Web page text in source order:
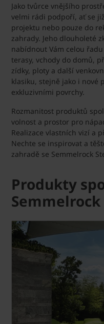
Jako tvůrce vnějšího
velmi rádi podpoří, ať se
projektu nebo pouze do
zahrady. Jeho dlouholeté
nabídnout Vám celou
terasy, vchody do domů,
zídky, ploty a další
klasiku, stejně jako i nové
exkluzivními povrchy.
Rozmanitost produktů
volnost a prostor pro
Realizace vlastních vizí a
Nechte se inspirovat a
zahradě se Semmelrock
Produkty
Semmelrock